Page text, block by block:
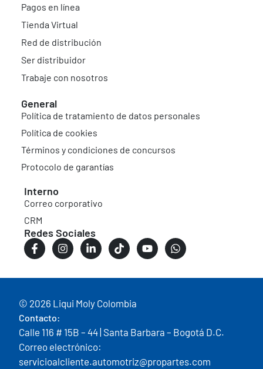
Pagos en línea
Tienda Virtual
Red de distribución
Ser distribuidor
Trabaje con nosotros
General
Política de tratamiento de datos personales
Política de cookies
Términos y condiciones de concursos
Protocolo de garantías
Interno
Correo corporativo
CRM
Redes Sociales
© 2026 Liqui Moly Colombia
Contacto:
Calle 116 # 15B – 44 | Santa Barbara – Bogotá D.C.
Correo electrónico:
servicioalcliente.automotriz@propartes.com